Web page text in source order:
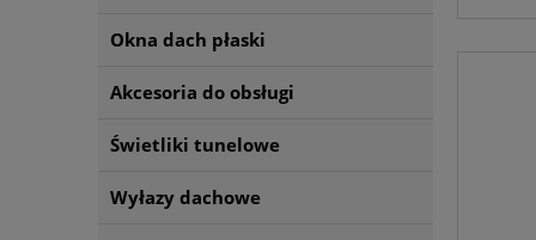
Okna dach płaski
Akcesoria do obsługi
Świetliki tunelowe
Wyłazy dachowe